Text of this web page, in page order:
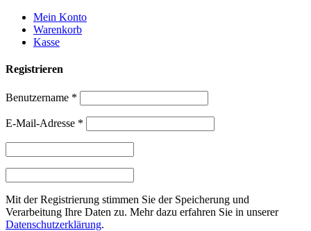
Weiter
zum
Inhalt
Mein Konto
Warenkorb
Kasse
Registrieren
Benutzername *
E-Mail-Adresse *
Mit der Registrierung stimmen Sie der Speicherung und
Verarbeitung Ihre Daten zu. Mehr dazu erfahren Sie in unserer
Datenschutzerklärung.